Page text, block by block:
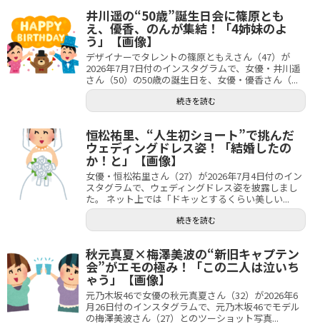
井川遥の“50歳”誕生日会に篠原とも
え、優香、のんが集結！「4姉妹のよ
う」【画像】
デザイナーでタレントの篠原ともえさん（47）が
2026年7月7日付のインスタグラムで、女優・井川遥
さん（50）の50歳の誕生日を、女優・優香さん（...
続きを読む
恒松祐里、“人生初ショート”で挑んだ
ウェディングドレス姿！「結婚したの
か！と」【画像】
女優・恒松祐里さん（27）が2026年7月4日付のイン
スタグラムで、ウェディングドレス姿を披露しまし
た。 ネット上では「ドキッとするくらい美しい...
続きを読む
秋元真夏×梅澤美波の“新旧キャプテン
会”がエモの極み！「この二人は泣いち
ゃう」【画像】
元乃木坂46で女優の秋元真夏さん（32）が2026年6
月26日付のインスタグラムで、元乃木坂46でモデル
の梅澤美波さん（27）とのツーショット写真...